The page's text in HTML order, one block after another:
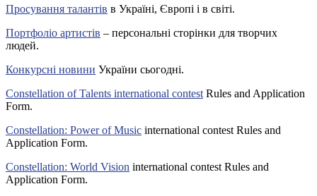
Просування талантів в Україні, Європі і в світі.
Портфоліо артистів – персональні сторінки для творчих
людей.
Конкурсні новини України сьогодні.
Constellation of Talents international contest Rules and Application
Form.
Constellation: Power of Music international contest Rules and
Application Form.
Constellation: World Vision international contest Rules and
Application Form.